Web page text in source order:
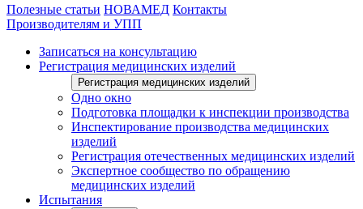
Полезные статьи НОВАМЕД Контакты
Производителям и УПП
Записаться на консультацию
Регистрация медицинских изделий
Регистрация медицинских изделий
Одно окно
Подготовка площадки к инспекции производства
Инспектирование производства медицинских
изделий
Регистрация отечественных медицинских изделий
Экспертное сообщество по обращению
медицинских изделий
Испытания